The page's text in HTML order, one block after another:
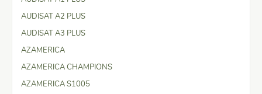
AUDISAT A2 PLUS
AUDISAT A3 PLUS
AZAMERICA
AZAMERICA CHAMPIONS
AZAMERICA S1005